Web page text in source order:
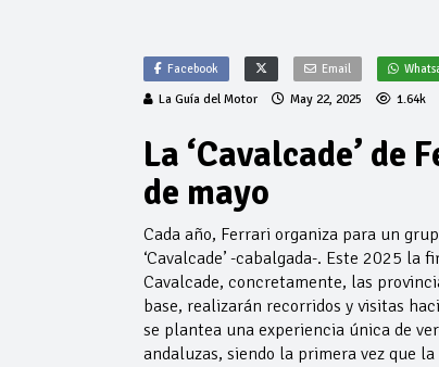
Facebook Email
La Guía del Motor May 22, 2025 1.64k
La ‘Cavalcade’
de mayo
Cada año, Ferrari organiza para un
‘Cavalcade’ -cabalgada-. Este 2025
Cavalcade, concretamente, las
base, realizarán recorridos y visitas
se plantea una experiencia única de
andaluzas, siendo la primera vez que la